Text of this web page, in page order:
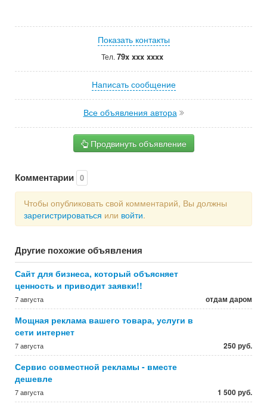
Показать контакты
Тел. 79x xxx xxxx
Написать сообщение
Все объявления автора
Продвинуть объявление
Комментарии 0
Чтобы опубликовать свой комментарий, Вы должны
зарегистрироваться или войти.
Другие похожие объявления
Сайт для бизнеса, который объясняет
ценность и приводит заявки!!
7 августа отдам даром
Мощная реклама вашего товара, услуги в
сети интернет
7 августа 250 руб.
Сервис совместной рекламы - вместе
дешевле
7 августа 1 500 руб.